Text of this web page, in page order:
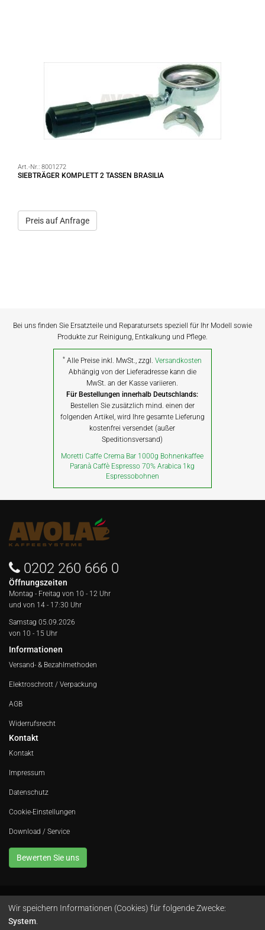
Art.-Nr.: 8001272
SIEBTRÄGER KOMPLETT 2 TASSEN BRASILIA
Preis auf Anfrage
Bei uns finden Sie Ersatzteile und Reparatursets speziell für Ihr Modell sowie
Produkte zur Reinigung, Entkalkung und Pflege.
* Alle Preise inkl. MwSt., zzgl.Versandkosten
Abhängig von der Lieferadresse kann die
MwSt. an der Kasse variieren.
Für Bestellungen innerhalb Deutschlands:
Bestellen Sie zusätzlich mind. einen der
folgenden Artikel, wird Ihre gesamte Lieferung
kostenfrei versendet (außer
Speditionsversand)
Moretti Caffe Crema Bar 1000g Bohnenkaffee
Paranà Caffè Espresso 70% Arabica 1kg
Espressobohnen
0202 260 666 0
Öffnungszeiten
Montag - Freitag von 10 - 12 Uhr
und von 14 - 17:30 Uhr
Samstag 05.09.2026
von 10 - 15 Uhr
Informationen
Versand- & Bezahlmethoden
Elektroschrott / Verpackung
AGB
Widerrufsrecht
Kontakt
Kontakt
Impressum
Datenschutz
Cookie-Einstellungen
Download / Service
Bewerten Sie uns
Avola GmbH • In der Fleute 52 • 42389 Wuppertal • Telefon 0202 260 666 0
Instagram
Wir speichern Informationen (Cookies) für folgende Zwecke:
System